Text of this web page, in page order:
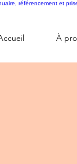
référencement et
À